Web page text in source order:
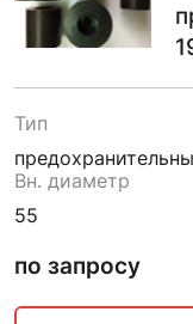
Тип
Вн. диаметр
55
по запросу